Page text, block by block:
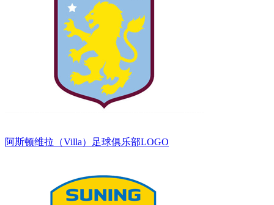
阿斯顿维拉（Villa）足球俱乐部LOGO